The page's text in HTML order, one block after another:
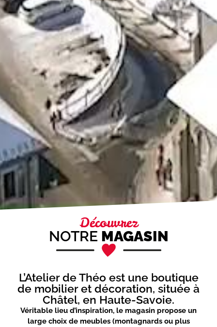
Découvrez
NOTRE MAGASIN
L’Atelier de Théo est une boutique
de mobilier et décoration, située à
Châtel, en Haute-Savoie.
Véritable lieu d’inspiration, le magasin propose un
large choix de meubles (montagnards ou plus